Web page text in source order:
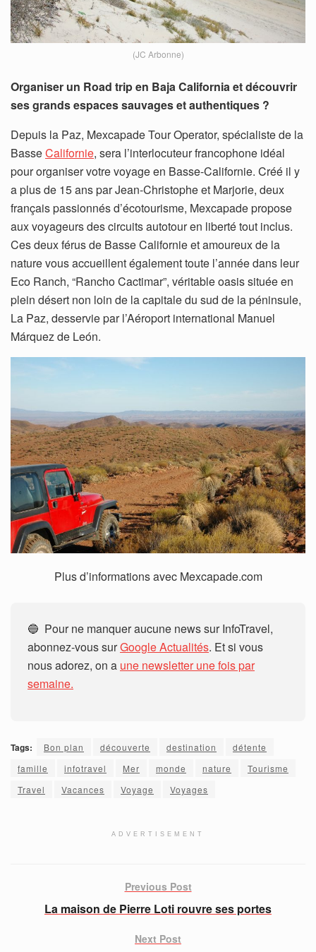
(JC Arbonne)
Organiser un Road trip en Baja California et découvrir
ses grands espaces sauvages et authentiques ?
Depuis la Paz, Mexcapade Tour Operator, spécialiste de la
BasseCalifornie, sera l’interlocuteur francophone idéal
pour organiser votre voyage en Basse-Californie. Créé il y
a plus de 15 ans par Jean-Christophe et Marjorie, deux
français passionnés d’écotourisme, Mexcapade propose
aux voyageurs des circuits autotour en liberté tout inclus.
Ces deux férus de Basse Californie et amoureux de la
nature vous accueillent également toute l’année dans leur
Eco Ranch, “Rancho Cactimar”, véritable oasis située en
plein désert non loin de la capitale du sud de la péninsule,
La Paz, desservie par l’Aéroport international Manuel
Márquez de León.
Plus d’informations avec Mexcapade.com
🔵 Pour ne manquer aucune news sur InfoTravel,
abonnez-vous surGoogle Actualités. Et si vous
nous adorez, on a une newsletter une fois par
semaine.
Tags: Bon plan découverte destination
détente
famille
infotravel Mer monde nature
Tourisme
Travel
Vacances Voyage Voyages
ADVERTISEMENT
Previous Post
La maison de Pierre Loti rouvre ses portes
Next Post